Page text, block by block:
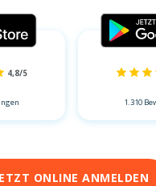
4,8/5
1.310
ONLINE ANMELDEN